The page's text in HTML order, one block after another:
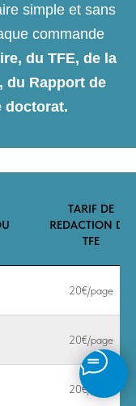
simple et sans
commande
du TFE, de la
du Rapport de
doctorat.
TARIF DE
REDACTION DU
TFE
20€/page
20€/page
20€/page